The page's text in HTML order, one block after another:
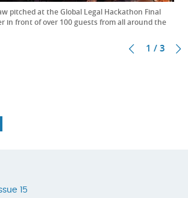
pitched at the Global Legal Hackathon Final
in front of over 100 guests from all around the
1 / 3
15